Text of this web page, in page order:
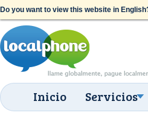
Do you want to view this website in
Inicio Servicios